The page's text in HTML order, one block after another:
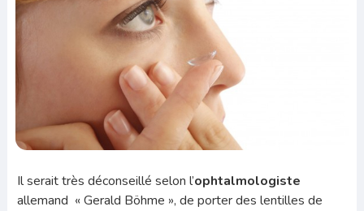
Il serait très déconseillé selon l’ophtalmologiste
allemand « Gerald Böhme », de porter des lentilles de